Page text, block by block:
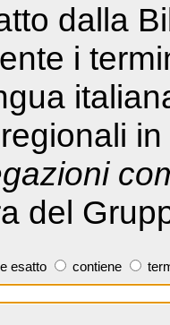
dalla
i
del
esatto contiene